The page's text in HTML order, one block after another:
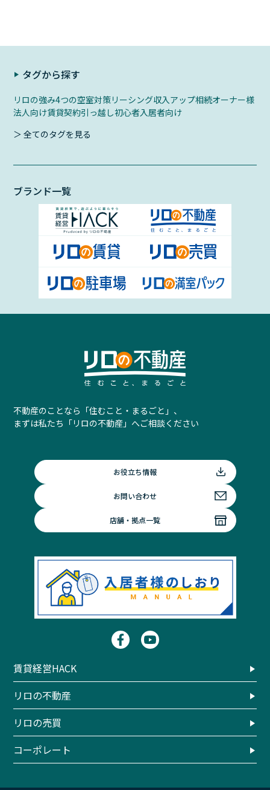
タグから探す
リロの強み4つの空室対策リーシング収入アップ相続オーナー様
法人向け賃貸契約引っ越し初心者入居者向け
＞ 全てのタグを見る
ブランド一覧
不動産のことなら「住むこと・まるごと」、
まずは私たち「リロの不動産」へご相談ください
お役立ち情報
お問い合わせ
店舗・拠点一覧
コーポレート
リロの不動産
賃貸経営HACK
リロの売買